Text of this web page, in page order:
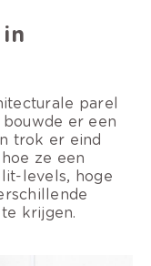
parel
er een
trok er eind
ze een
levels, hoge
krijgen.